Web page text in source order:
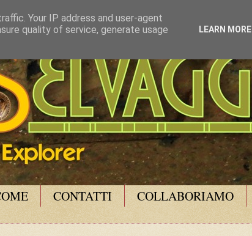
CONTATTI COLLABORIAMO
Your IP address and user-agent
quality of service, generate usage
LEARN MORE